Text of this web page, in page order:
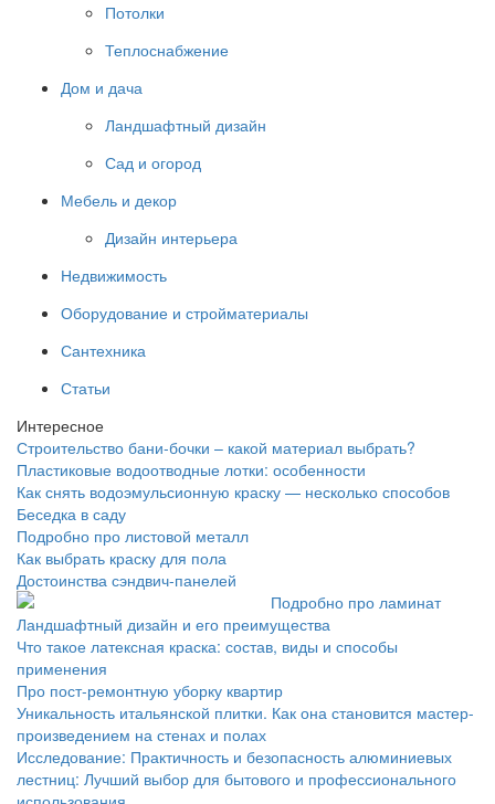
Потолки
Теплоснабжение
Дом и дача
Ландшафтный дизайн
Сад и огород
Мебель и декор
Дизайн интерьера
Недвижимость
Оборудование и стройматериалы
Сантехника
Статьи
Интересное
Строительство бани-бочки – какой материал выбрать?
Пластиковые водоотводные лотки: особенности
Как снять водоэмульсионную краску — несколько способов
Беседка в саду
Подробно про листовой металл
Как выбрать краску для пола
Достоинства сэндвич-панелей
Подробно про ламинат
Ландшафтный дизайн и его преимущества
Что такое латексная краска: состав, виды и способы
применения
Про пост-ремонтную уборку квартир
Уникальность итальянской плитки. Как она становится мастер-
произведением на стенах и полах
Исследование: Практичность и безопасность алюминиевых
лестниц: Лучший выбор для бытового и профессионального